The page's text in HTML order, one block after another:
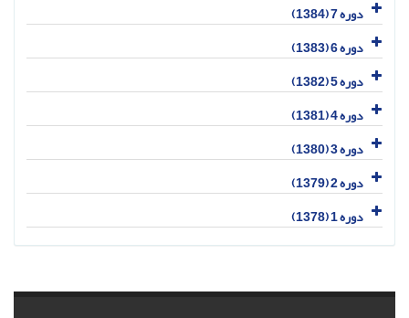
دوره 7 (1384)
دوره 6 (1383)
دوره 5 (1382)
دوره 4 (1381)
دوره 3 (1380)
دوره 2 (1379)
دوره 1 (1378)